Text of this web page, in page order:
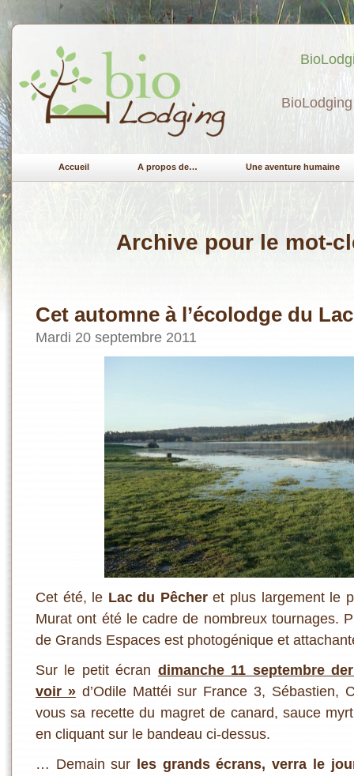
Accueil A propos de… Une aventure humaine
Archive pour le mot-
Cet automne à l’écolodge du
Mardi 20 septembre 2011
Cet été, le Lac du Pêcheret plus largement le
Murat ont été le cadre de nombreux tournages.
de Grands Espaces est photogénique et
Sur le petit écran dimanche 11 septembre
voir »d’Odile Mattéi sur France 3, Sébastien,
vous sa recette du magret de canard, sauce
en cliquant sur le bandeau ci-dessus.
… Demain sur les grands écrans, verra le